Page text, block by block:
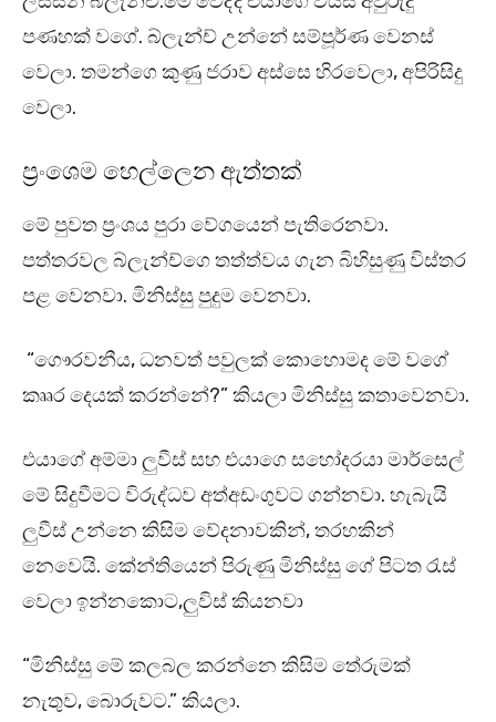
පණහක් වගේ. බ්ලැන්ච් උන්නේ සම්පූර්ණ වෙනස්
වෙලා. තමන්ගෙ කුණු ජරාව අස්සෙ හිරවෙලා, අපිරිසිදු
වෙලා.
ප්‍රංශෙම හෙල්ලෙන ඇත්තක්
මේ පුවත ප්‍රංශය පුරා වේගයෙන් පැතිරෙනවා.
පත්තරවල බ්ලැන්ච්ගෙ තත්ත්වය ගැන බිහිසුණු විස්තර
පළ වෙනවා. මිනිස්සු පුදුම වෙනවා.
“ගෞරවනීය, ධනවත් පවුලක් කොහොමද මේ වගේ
කෲර දෙයක් කරන්නේ?” කියලා මිනිස්සු කතාවෙනවා.
එයාගේ අම්මා ලුවීස් සහ එයාගෙ සහෝදරයා මාර්සෙල්
මේ සිදුවීමට විරුද්ධව අත්අඩංගුවට ගන්නවා. හැබැයි
ලුවීස් උන්නෙ කිසිම වේදනාවකින්, තරහකින්
නෙවෙයි. කේන්තියෙන් පිරුණු මිනිස්සු ගේ පිටත රැස්
වෙලා ඉන්නකොට,ලුවිස් කියනවා
“මිනිස්සු මේ කලබල කරන්නෙ කිසිම තේරුමක්
නැතුව, බොරුවට.”කියලා.